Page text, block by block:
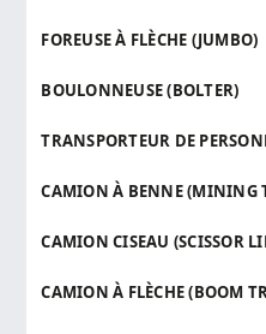
FOREUSE À FLÈCHE (JUMBO)
BOULONNEUSE (BOLTER)
TRANSPORTEUR DE
CAMION À BENNE (MINING
CAMION CISEAU (SCISSOR
CAMION À FLÈCHE (BOOM